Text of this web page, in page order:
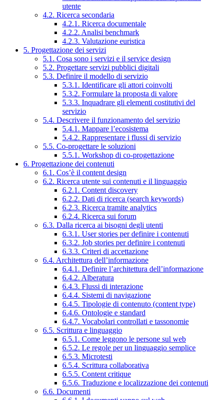
utente
4.2. Ricerca secondaria
4.2.1. Ricerca documentale
4.2.2. Analisi benchmark
4.2.3. Valutazione euristica
5. Progettazione dei servizi
5.1. Cosa sono i servizi e il service design
5.2. Progettare servizi pubblici digitali
5.3. Definire il modello di servizio
5.3.1. Identificare gli attori coinvolti
5.3.2. Formulare la proposta di valore
5.3.3. Inquadrare gli elementi costitutivi del
servizio
5.4. Descrivere il funzionamento del servizio
5.4.1. Mappare l’ecosistema
5.4.2. Rappresentare i flussi di servizio
5.5. Co-progettare le soluzioni
5.5.1. Workshop di co-progettazione
6. Progettazione dei contenuti
6.1. Cos’è il content design
6.2. Ricerca utente sui contenuti e il linguaggio
6.2.1. Content discovery
6.2.2. Dati di ricerca (search keywords)
6.2.3. Ricerca tramite analytics
6.2.4. Ricerca sui forum
6.3. Dalla ricerca ai bisogni degli utenti
6.3.1. User stories per definire i contenuti
6.3.2. Job stories per definire i contenuti
6.3.3. Criteri di accettazione
6.4. Architettura dell’informazione
6.4.1. Definire l’architettura dell’informazione
6.4.2. Alberatura
6.4.3. Flussi di interazione
6.4.4. Sistemi di navigazione
6.4.5. Tipologie di contenuto (content type)
6.4.6. Ontologie e standard
6.4.7. Vocabolari controllati e tassonomie
6.5. Scrittura e linguaggio
6.5.1. Come leggono le persone sul web
6.5.2. Le regole per un linguaggio semplice
6.5.3. Microtesti
6.5.4. Scrittura collaborativa
6.5.5. Content critique
6.5.6. Traduzione e localizzazione dei contenuti
6.6. Documenti